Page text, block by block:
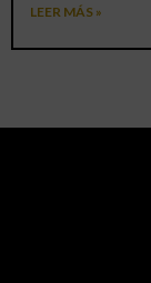
LEER MÁS »